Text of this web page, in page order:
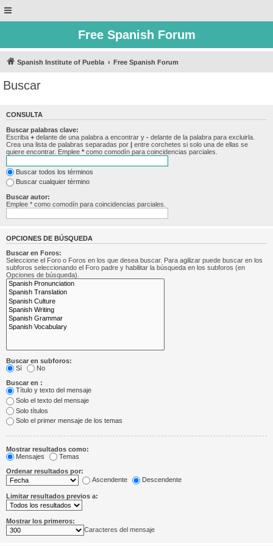
Free Spanish Forum
Spanish Institute of Puebla Free Spanish Forum
Buscar
CONSULTA
Buscar palabras clave:
Escriba + delante de una palabra a encontrar y - delante de la palabra para excluirla.
Crea una lista de palabras separadas por | entre corchetes si solo una de ellas se
quiere encontrar. Emplee * como comodín para coincidencias parciales.
Buscar todos los términos
Buscar cualquier término
Buscar autor:
Emplee * como comodín para coincidencias parciales.
OPCIONES DE BÚSQUEDA
Buscar en Foros:
Seleccione el Foro o Foros en los que desea buscar. Para agilizar puede buscar en los
subforos seleccionando el Foro padre y habilitar la búsqueda en los subforos (en
Opciones de búsqueda).
Buscar en subforos:
Sí
No
Buscar en :
Título y texto del mensaje
Solo el texto del mensaje
Solo títulos
Solo el primer mensaje de los temas
Mostrar resultados como:
Mensajes
Temas
Ordenar resultados por:
Ascendente
Descendente
Limitar resultados previos a:
Mostrar los primeros:
Caracteres del mensaje